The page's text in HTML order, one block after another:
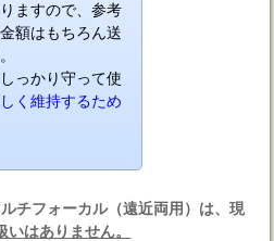
ますので、参考
額はもちろん送
っかり守って使
く維持するため
チフォーカル（遠近両用）は、現
はありません。